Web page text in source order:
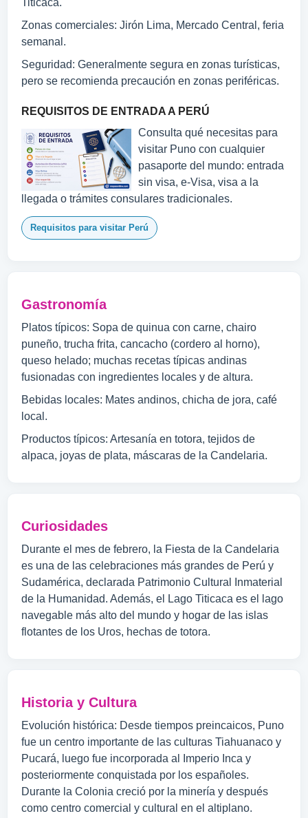
Titicaca.
Zonas comerciales: Jirón Lima, Mercado Central, feria
semanal.
Seguridad: Generalmente segura en zonas turísticas,
pero se recomienda precaución en zonas periféricas.
REQUISITOS DE ENTRADA A PERÚ
Consulta qué necesitas para
visitar Puno con cualquier
pasaporte del mundo: entrada
sin visa, e-Visa, visa a la
llegada o trámites consulares tradicionales.
Requisitos para visitar Perú
Gastronomía
Platos típicos: Sopa de quinua con carne, chairo
puneño, trucha frita, cancacho (cordero al horno),
queso helado; muchas recetas típicas andinas
fusionadas con ingredientes locales y de altura.
Bebidas locales: Mates andinos, chicha de jora, café
local.
Productos típicos: Artesanía en totora, tejidos de
alpaca, joyas de plata, máscaras de la Candelaria.
Curiosidades
Durante el mes de febrero, la Fiesta de la Candelaria
es una de las celebraciones más grandes de Perú y
Sudamérica, declarada Patrimonio Cultural Inmaterial
de la Humanidad. Además, el Lago Titicaca es el lago
navegable más alto del mundo y hogar de las islas
flotantes de los Uros, hechas de totora.
Historia y Cultura
Evolución histórica: Desde tiempos preincaicos, Puno
fue un centro importante de las culturas Tiahuanaco y
Pucará, luego fue incorporada al Imperio Inca y
posteriormente conquistada por los españoles.
Durante la Colonia creció por la minería y después
como centro comercial y cultural en el altiplano.